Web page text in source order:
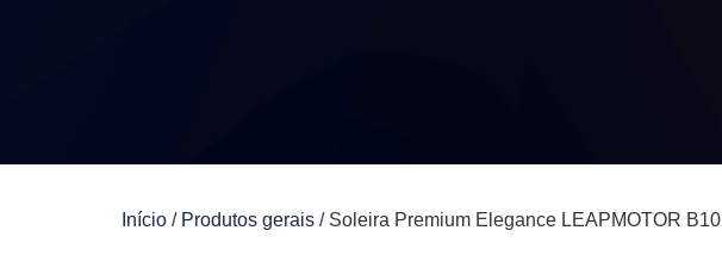
Início / Produtos gerais / Soleira Premium Elegance LEAPMOTOR B10